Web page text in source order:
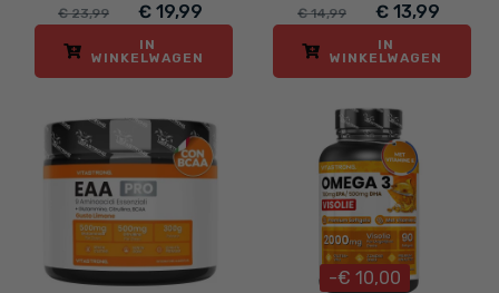
€ 23,99 € 19,99
IN
WINKELWAGEN
€ 14,99 € 13,99
IN
WINKELWAGEN
-€ 10,00